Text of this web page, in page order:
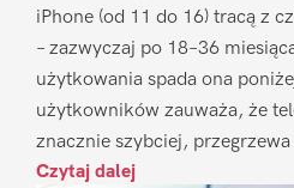
iPhone (od 11 do 16) tracą z
– zazwyczaj po 18–36
użytkowania spada ona
użytkowników zauważa, że
znacznie szybciej,
Czytaj dalej